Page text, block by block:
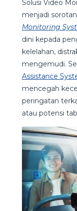
Solusi Video
menjadi
Monitoring
dini kepada
kelelahan,
mengemudi.
Assistance
mencegah
peringatan
atau potensi